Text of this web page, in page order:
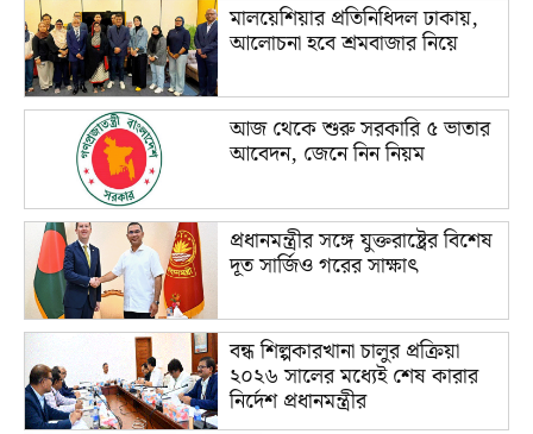
মালয়েশিয়ার প্রতিনিধিদল ঢাকায়,
আলোচনা হবে শ্রমবাজার নিয়ে
আজ থেকে শুরু সরকারি ৫ ভাতার
আবেদন, জেনে নিন নিয়ম
প্রধানমন্ত্রীর সঙ্গে যুক্তরাষ্ট্রের বিশেষ
দূত সার্জিও গরের সাক্ষাৎ
বন্ধ শিল্পকারখানা চালুর প্রক্রিয়া
২০২৬ সালের মধ্যেই শেষ কারার
নির্দেশ প্রধানমন্ত্রীর